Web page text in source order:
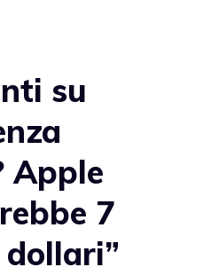
su
Apple
7